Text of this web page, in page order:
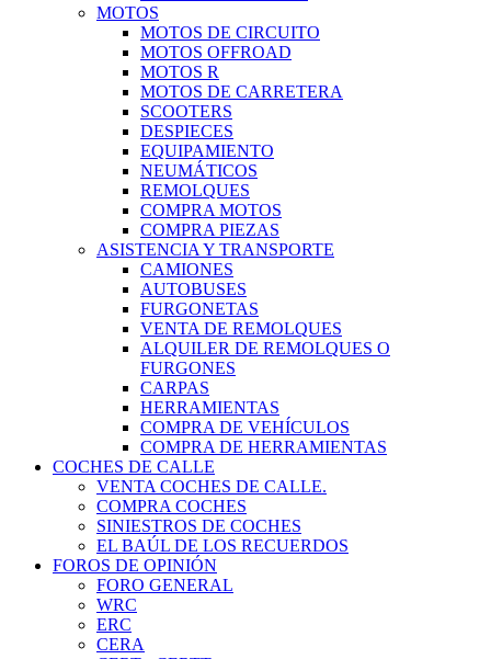
MOTOS
MOTOS DE CIRCUITO
MOTOS OFFROAD
MOTOS R
MOTOS DE CARRETERA
SCOOTERS
DESPIECES
EQUIPAMIENTO
NEUMÁTICOS
REMOLQUES
COMPRA MOTOS
COMPRA PIEZAS
ASISTENCIA Y TRANSPORTE
CAMIONES
AUTOBUSES
FURGONETAS
VENTA DE REMOLQUES
ALQUILER DE REMOLQUES O
FURGONES
CARPAS
HERRAMIENTAS
COMPRA DE VEHÍCULOS
COMPRA DE HERRAMIENTAS
COCHES DE CALLE
VENTA COCHES DE CALLE.
COMPRA COCHES
SINIESTROS DE COCHES
EL BAÚL DE LOS RECUERDOS
FOROS DE OPINIÓN
FORO GENERAL
WRC
ERC
CERA